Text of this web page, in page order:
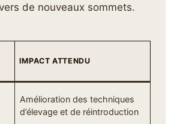
de nouveaux sommets.
IMPACT ATTENDU
Amélioration des techniques
d’élevage et de réintroduction